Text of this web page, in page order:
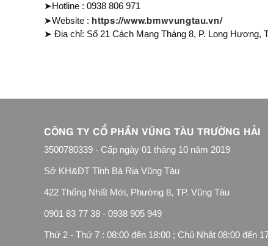
➤Hotline : 0938 806 971
➤Website : https://www.bmwvungtau.vn/
➤ Địa chỉ: Số 21 Cách Mạng Tháng 8, P. Long Hương,
CÔNG TY CỔ PHẦN VŨNG TÀU TRƯỜNG HẢI
3500780339 - Cấp ngày 01 tháng 10 năm 2019
Sở KH&ĐT Tỉnh Bà Rịa Vũng Tàu
422 Thống Nhất Mới, Phường 8, TP. Vũng Tàu
0901 83 77 38 - 0938 905 949
Thứ 2 - Thứ 7 : 08:00 đến 18:00 ; Chủ Nhật 08:00 đến